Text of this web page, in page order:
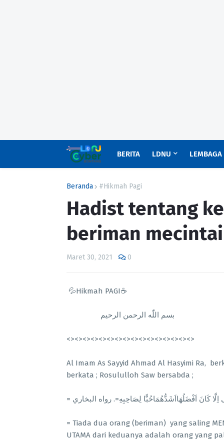
BERITA LDNU LEMBAGA
Beranda #Hikmah Pagi
Hadist tentang
beriman
Maret 30, 2021 0
💦Hikmah PAGI☕
بسم اللّٰه الرحمن الرحيم
<><><><><><><><><><><><><><><><>
Al Imam As Sayyid Ahmad Al Hasyimi Ra,
berkata ; Rosululloh Saw bersabda ;
اِلَّا كَانَ اَفْضَلُهَااَشَدُّهُمَاحُبًّا لِصَاحِبِهِ=. رواه البخاري
= Tiada dua orang (beriman) yang saling
UTAMA dari keduanya adalah orang yang